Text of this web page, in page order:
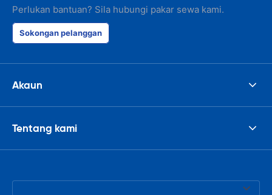
Perlukan bantuan? Sila hubungi pakar sewa kami.
Sokongan pelanggan
Akaun
Tentang kami